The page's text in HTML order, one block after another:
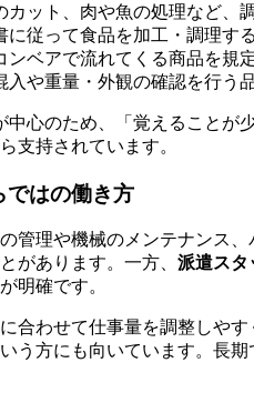
カット、肉や魚の処理など、
に従って食品を加工・調理す
ンベアで流れてくる商品を規
入や重量・外観の確認を行う
心のため、「覚えることが
支持されています。
ではの働き方
管理や機械のメンテナンス
があります。一方、 派遣スタ
明確です。
合わせて仕事量を調整しや
う方にも向いています。長